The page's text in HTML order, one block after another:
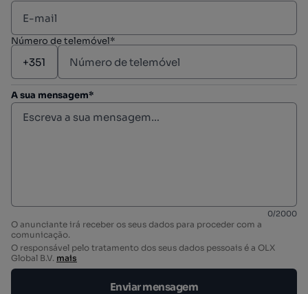
Número de telemóvel*
A sua mensagem*
0/2000
O anunciante irá receber os seus dados para proceder com a
comunicação.
O responsável pelo tratamento dos seus dados pessoais é a OLX
Global B.V. mais
Enviar mensagem